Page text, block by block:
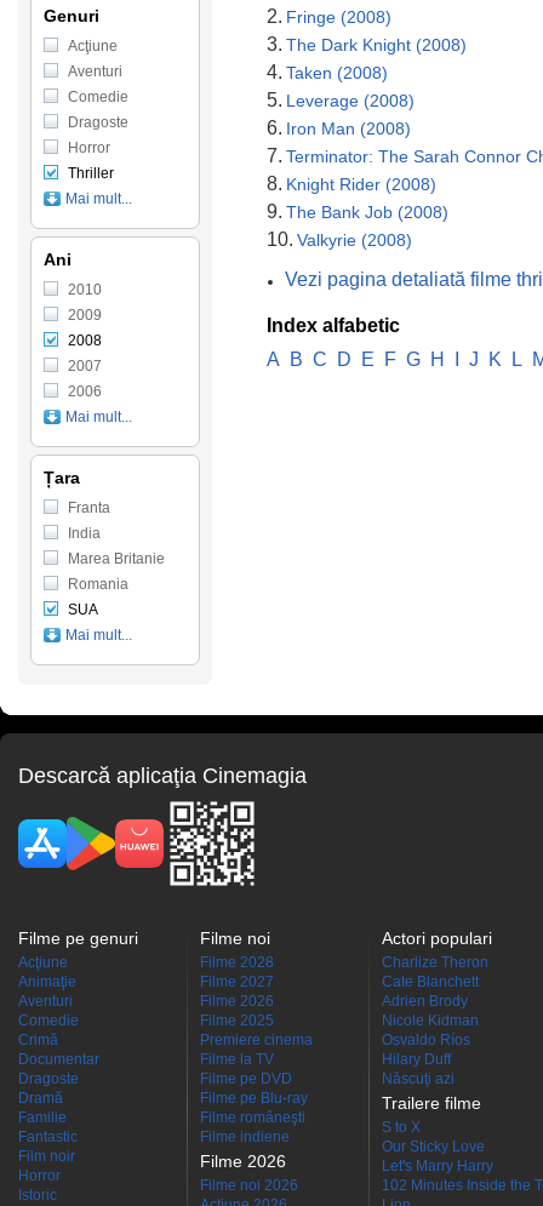
2. Fringe (2008)
3. The Dark Knight (2008)
4. Taken (2008)
5. Leverage (2008)
6. Iron Man (2008)
7. Terminator: The Sarah Connor
8. Knight Rider (2008)
9. The Bank Job (2008)
10. Valkyrie (2008)
Vezi pagina detaliată filme
Index alfabetic
A
B C D E F G H J K L
Genuri
Acţiune
Aventuri
Comedie
Dragoste
Horror
Thriller
Mai mult...
Ani
2010
2009
2008
2007
2006
Mai mult...
Țara
Franta
India
Marea Britanie
Romania
SUA
Mai mult...
Descarcă aplicaţia Cinemagia
Filme pe genuri
Acţiune
Animaţie
Aventuri
Comedie
Crimă
Documentar
Dragoste
Dramă
Familie
Fantastic
Film noir
Horror
Istoric
Filme noi
Filme 2028
Filme 2027
Filme 2026
Filme 2025
Premiere cinema
Filme la TV
Filme pe DVD
Filme pe Blu-ray
Filme româneşti
Filme indiene
Filme 2026
Filme noi 2026
Actori populari
Charlize Theron
Cate Blanchett
Adrien Brody
Nicole Kidman
Osvaldo Ríos
Hilary Duff
Născuţi azi
Trailere filme
S to X
Our Sticky Love
Let's Marry Harry
102 Minutes Inside the